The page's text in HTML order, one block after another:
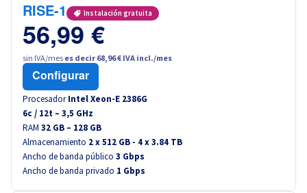
RISE-1 Instalación gratuita
56,99 €
sin IVA/mes es decir 68,96 € IVA incl./mes
Configurar
Procesador Intel Xeon-E 2386G
6c / 12t – 3,5 GHz
RAM 32 GB – 128 GB
Almacenamiento 2 x 512 GB - 4 x 3.84 TB
Ancho de banda público 3 Gbps
Ancho de banda privado 1 Gbps